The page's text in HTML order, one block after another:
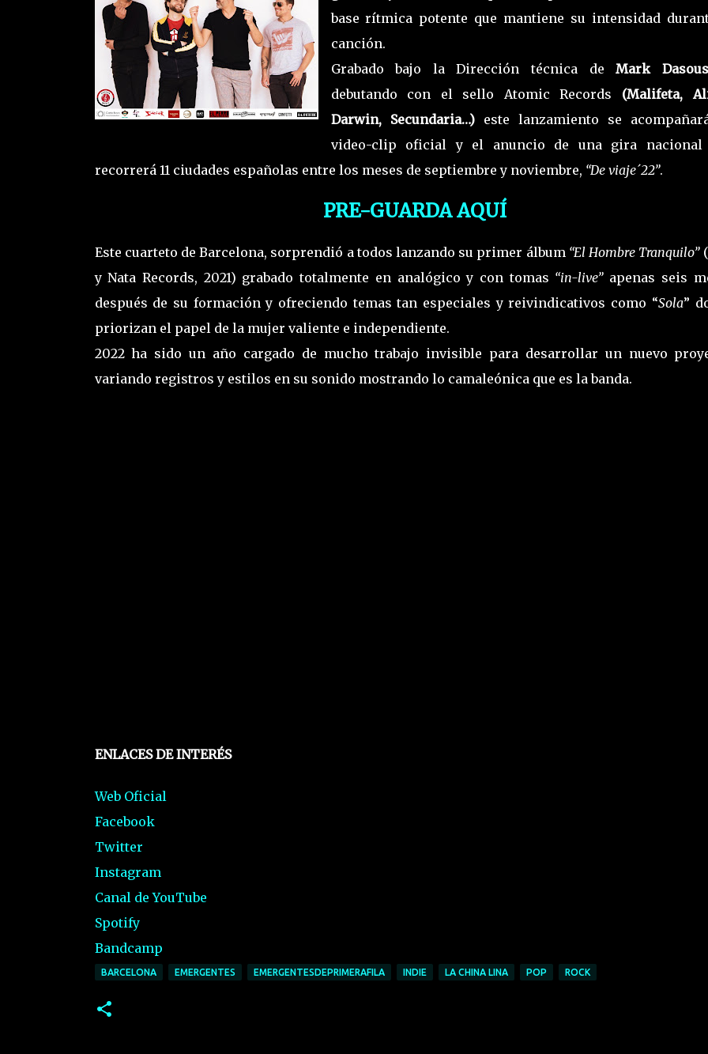
base rítmica potente que mantiene su intensidad
canción.
Grabado bajo la Dirección técnica deMark
debutando con el sello Atomic Records (Malifeta,
Darwin, Secundaria…)este lanzamiento se
video-clip oficial y el anuncio de una gira nacional
recorrerá 11 ciudades españolas entre los meses de septiembre y noviembre, “De viaje´22”.
PRE-GUARDA AQUÍ
Este cuarteto de Barcelona, sorprendió a todos lanzando su primer álbum “El Hombre Tranquilo”
y Nata Records, 2021) grabado totalmente en analógico y con tomas “in-live”apenas seis
después de su formación y ofreciendo temas tan especiales y reivindicativos como “Sola”
priorizan el papel de la mujer valiente e independiente.
2022 ha sido un año cargado de mucho trabajo invisible para desarrollar un nuevo
variando registros y estilos en su sonido mostrando lo camaleónica que es la banda.
ENLACES DE INTERÉS
Web Oficial
Facebook
Twitter
Instagram
Canal de YouTube
Spotify
Bandcamp
BARCELONA EMERGENTES EMERGENTESDEPRIMERAFILA INDIE LA CHINA LINA POP ROCK